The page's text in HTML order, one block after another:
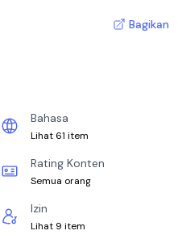
Bagikan
Bahasa
Lihat 61 item
Rating Konten
Semua orang
Izin
Lihat 9 item